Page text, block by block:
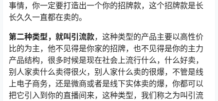
事情，你一定要打造出一个你的招牌款，这个招牌款是长
长久久一直都在卖的。
第二种类型，就叫引流款，这种类型的产品主要以高性价
比的为主，他不见得是你家的招牌，也不见得是你的主力
产品结构，很多时候是现在社会上流行什么，什么好卖，
别人家卖什么卖得很火，别人家什么卖的很爆，不管是线
上电子商务，还是微商或者是线下实体卖的爆，你都可以
把它引入到你的直播间来，这种类型，我们称之为叫引流